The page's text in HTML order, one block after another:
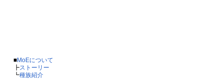
■MoEについて
┣ストーリー
┗種族紹介